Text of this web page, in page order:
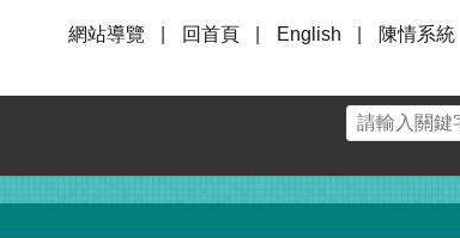
網站導覽
回首頁 English 陳情系統